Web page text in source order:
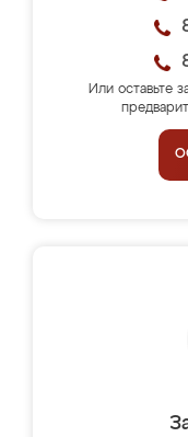
Или оставьте